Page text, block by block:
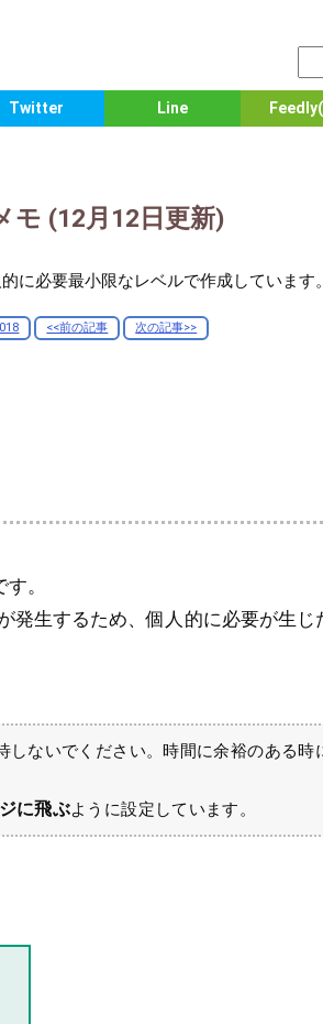
Twitter Line
モ (12月12日更新)
に必要最小限なレベルで作成しています。
<<前の記事 次の記事>>
。
発生するため、個人的に必要が生
ないでください。時間に余裕のある時
に飛ぶように設定しています。